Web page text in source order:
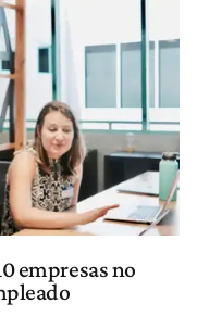
empresas no